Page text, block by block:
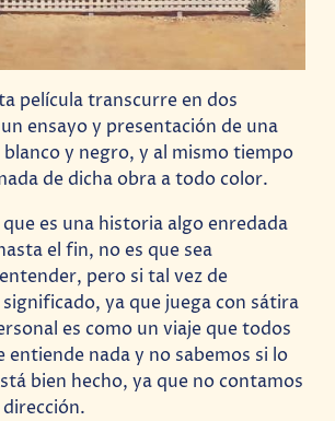
película transcurre en dos
ensayo y presentación de una
y negro, y al mismo tiempo
de dicha obra a todo color.
es una historia algo enredada
el fin, no es que sea
pero si tal vez de
ya que juega con sátira
es como un viaje que todos
entiende nada y no sabemos si lo
bien hecho, ya que no contamos